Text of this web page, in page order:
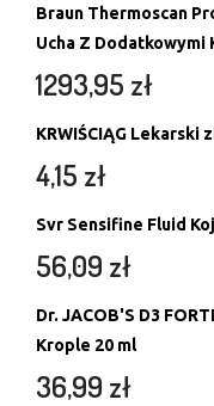
Braun Thermoscan
Ucha Z Dodatkowymi
1293,95 zł
KRWIŚCIĄG Lekarski
4,15 zł
Svr Sensifine Fluid
56,09 zł
Dr. JACOB'S D3
Krople 20 ml
36,99 zł